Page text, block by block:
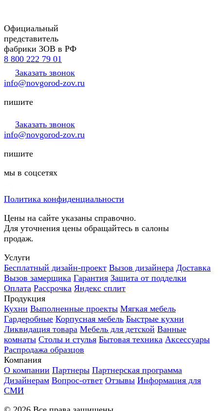
Официальный
представитель
фабрики ЗОВ в РФ
8 800 222 79 01
Заказать звонок
info@novgorod-zov.ru
пишите
Заказать звонок
info@novgorod-zov.ru
пишите
мы в соцсетях
Политика конфиденциальности
Цены на сайте указаны справочно.
Для уточнения цены обращайтесь в салоны
продаж.
Услуги
Бесплатный дизайн-проект Вызов дизайнера Доставка
Вызов замерщика Гарантия Защита от подделки
Оплата Рассрочка Яндекс сплит
Продукция
Кухни Выполненные проекты Мягкая мебель
Гардеробные Корпусная мебель Быстрые кухни
Ликвидация товара Мебель для детской Ванные
комнаты Столы и стулья Бытовая техника Аксессуары
Распродажа образцов
Компания
О компании Партнеры Партнерская программа
Дизайнерам Вопрос-ответ Отзывы Информация для
СМИ